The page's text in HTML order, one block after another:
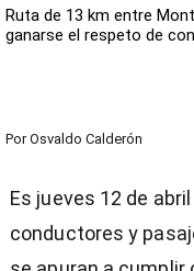
Ruta de 13 km entre
ganarse el respeto de
Por Osvaldo Calderón
Es jueves 12 de
conductores y